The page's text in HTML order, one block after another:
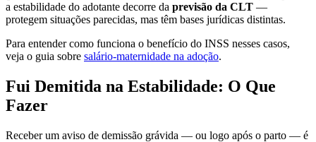
a estabilidade do adotante decorre da previsão da CLT —
protegem situações parecidas, mas têm bases jurídicas distintas.
Para entender como funciona o benefício do INSS nesses casos,
veja o guia sobre salário-maternidade na adoção.
Fui Demitida na Estabilidade: O Que
Fazer
Receber um aviso de demissão grávida — ou logo após o parto — é